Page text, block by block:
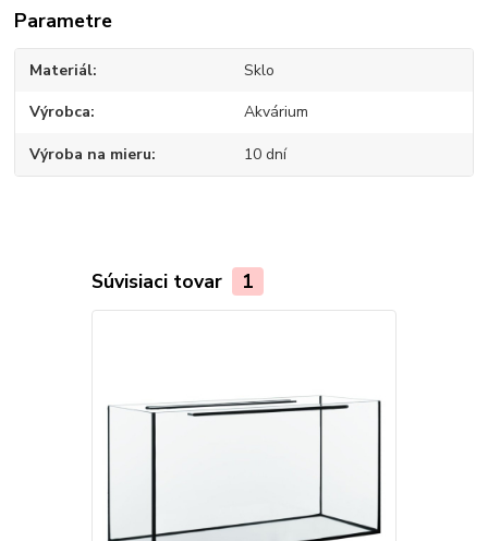
Parametre
Materiál Sklo
Výrobca Akvárium
Výroba na mieru 10 dní
Súvisiaci tovar 1